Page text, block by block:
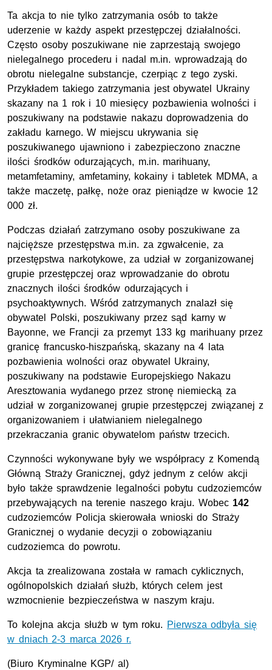
Ta akcja to nie tylko zatrzymania osób to także
uderzenie w każdy aspekt przestępczej działalności.
Często osoby poszukiwane nie zaprzestają swojego
nielegalnego procederu i nadal m.in. wprowadzają do
obrotu nielegalne substancje, czerpiąc z tego zyski.
Przykładem takiego zatrzymania jest obywatel Ukrainy
skazany na 1 rok i 10 miesięcy pozbawienia wolności i
poszukiwany na podstawie nakazu doprowadzenia do
zakładu karnego. W miejscu ukrywania się
poszukiwanego ujawniono i zabezpieczono znaczne
ilości środków odurzających, m.in. marihuany,
metamfetaminy, amfetaminy, kokainy i tabletek MDMA, a
także maczetę, pałkę, noże oraz pieniądze w kwocie 12
000 zł.
Podczas działań zatrzymano osoby poszukiwane za
najcięższe przestępstwa m.in. za zgwałcenie, za
przestępstwa narkotykowe, za udział w zorganizowanej
grupie przestępczej oraz wprowadzanie do obrotu
znacznych ilości środków odurzających i
psychoaktywnych. Wśród zatrzymanych znalazł się
obywatel Polski, poszukiwany przez sąd karny w
Bayonne, we Francji za przemyt 133 kg marihuany przez
granicę francusko-hiszpańską, skazany na 4 lata
pozbawienia wolności oraz obywatel Ukrainy,
poszukiwany na podstawie Europejskiego Nakazu
Aresztowania wydanego przez stronę niemiecką za
udział w zorganizowanej grupie przestępczej związanej z
organizowaniem i ułatwianiem nielegalnego
przekraczania granic obywatelom państw trzecich.
Czynności wykonywane były we współpracy z Komendą
Główną Straży Granicznej, gdyż jednym z celów akcji
było także sprawdzenie legalności pobytu cudzoziemców
przebywających na terenie naszego kraju. Wobec 142
cudzoziemców Policja skierowała wnioski do Straży
Granicznej o wydanie decyzji o zobowiązaniu
cudzoziemca do powrotu.
Akcja ta zrealizowana została w ramach cyklicznych,
ogólnopolskich działań służb, których celem jest
wzmocnienie bezpieczeństwa w naszym kraju.
To kolejna akcja służb w tym roku. Pierwsza odbyła się
w dniach 2-3 marca 2026 r.
(Biuro Kryminalne KGP/ al)